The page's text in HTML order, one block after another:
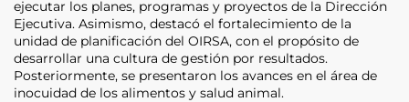
ejecutar los planes, programas y proyectos de la Dirección
Ejecutiva. Asimismo, destacó el fortalecimiento de la
unidad de planificación del OIRSA, con el propósito de
desarrollar una cultura de gestión por resultados.
Posteriormente, se presentaron los avances en el área de
inocuidad de los alimentos y salud animal.